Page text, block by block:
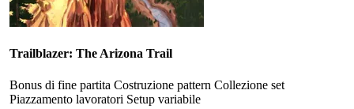
Trailblazer: The Arizona Trail
Bonus di fine partita Costruzione pattern Collezione set
Piazzamento lavoratori Setup variabile